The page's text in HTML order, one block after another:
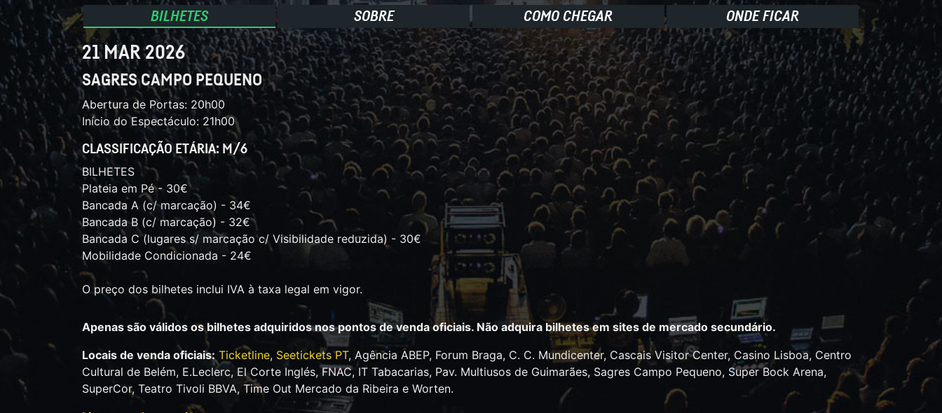
BILHETES SOBRE COMO CHEGAR ONDE FICAR
21 MAR 2026
SAGRES CAMPO PEQUENO
Abertura de Portas: 20h00
Início do Espectáculo: 21h00
CLASSIFICAÇÃO ETÁRIA: M/6
BILHETES
Plateia em Pé - 30€
Bancada A (c/ marcação) - 34€
Bancada B (c/ marcação) - 32€
Bancada C (lugares s/ marcação c/ Visibilidade reduzida) - 30€
Mobilidade Condicionada - 24€
O preço dos bilhetes inclui IVA à taxa legal em vigor.
Apenas são válidos os bilhetes adquiridos nos pontos de venda oficiais. Não adquira bilhetes em sites de mercado secundário.
Locais de venda oficiais: Ticketline, Seetickets PT, Agência ABEP, Forum Braga, C. C. Mundicenter, Cascais Visitor Center, Casino Lisboa, Centro
Cultural de Belém, E.Leclerc, El Corte Inglés, FNAC, IT Tabacarias, Pav. Multiusos de Guimarães, Sagres Campo Pequeno, Super Bock Arena,
SuperCor, Teatro Tivoli BBVA, Time Out Mercado da Ribeira e Worten.